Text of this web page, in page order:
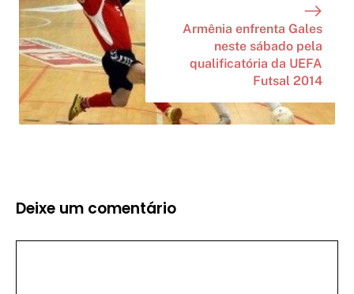
Armênia enfrenta Gales
neste sábado pela
qualificatória da UEFA
Futsal 2014
Deixe um comentário